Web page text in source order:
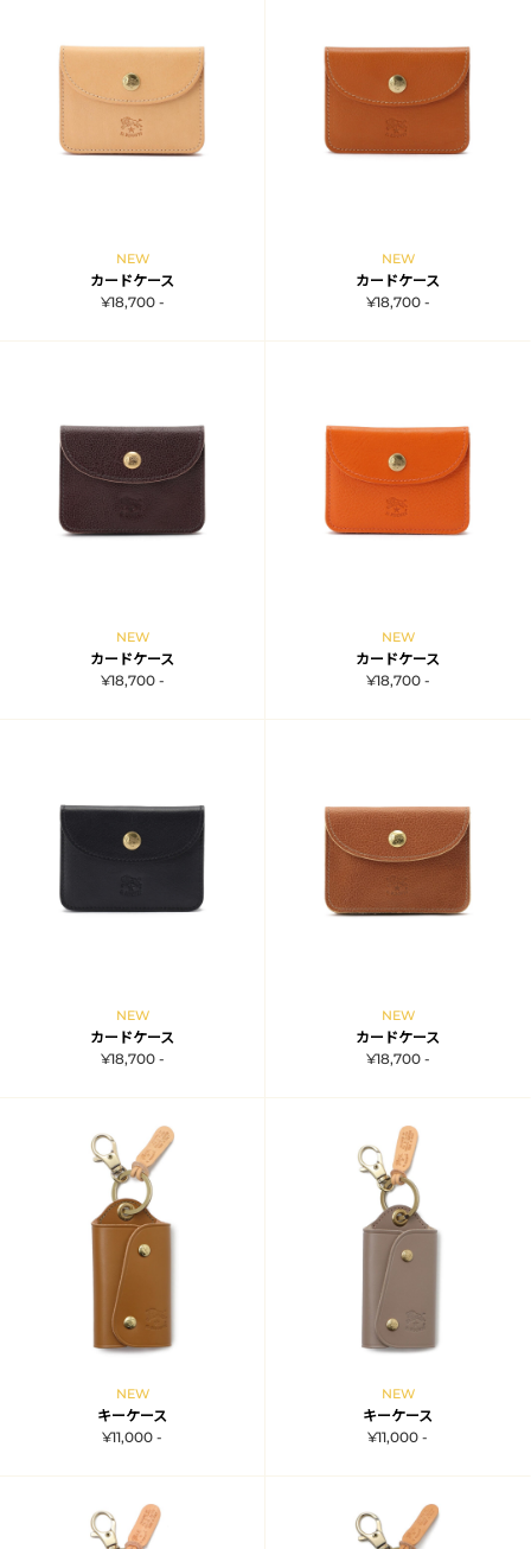
NEW
カードケース
¥18,700 -
NEW
カードケース
¥18,700 -
NEW
カードケース
¥18,700 -
NEW
カードケース
¥18,700 -
NEW
カードケース
¥18,700 -
NEW
カードケース
¥18,700 -
NEW
キーケース
¥11,000 -
NEW
キーケース
¥11,000 -